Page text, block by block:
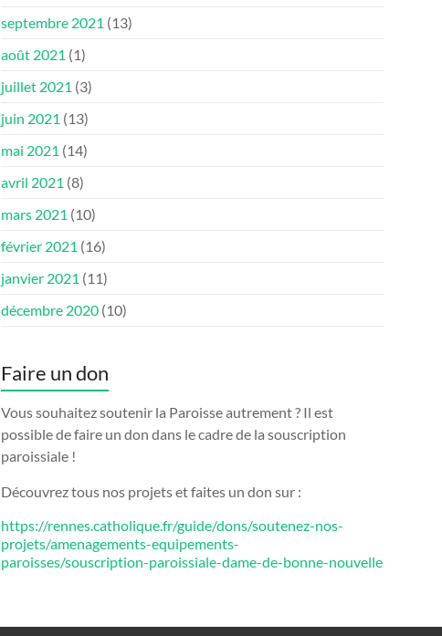
septembre 2021 (13)
août 2021 (1)
juillet 2021 (3)
juin 2021 (13)
mai 2021 (14)
avril 2021 (8)
mars 2021 (10)
février 2021 (16)
janvier 2021 (11)
décembre 2020 (10)
Faire un don
Vous souhaitez soutenir la Paroisse autrement ? Il est
possible de faire un don dans le cadre de la souscription
paroissiale !
Découvrez tous nos projets et faites un don sur :
https://rennes.catholique.fr/guide/dons/soutenez-nos-
projets/amenagements-equipements-
paroisses/souscription-paroissiale-dame-de-bonne-nouvelle